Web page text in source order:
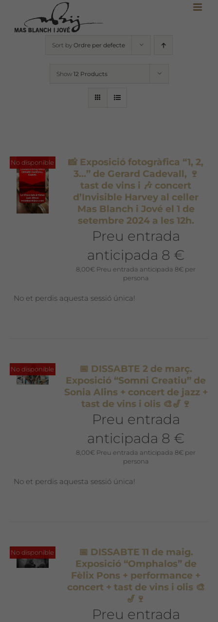
content
Sort by Ordre per defecte
Show 12 Products
No disponible
📸 Exposició fotogràfica “1, 2,
3…” de Gerard Cadevall, 🍷
tast de vins i 🎶 concert
d’Invisible Harvey al celler
Mas Blanch i Jové el 1 de
setembre 2024 a les 12h.
Preu entrada
anticipada 8 €
8,00€ Preu entrada anticipada 8€ per
persona
No et perdis aquesta sessió única!
No disponible
📅 DISSABTE 2 de març.
Exposició “Somni Creatiu” de
Sonia Alins + concert de jazz +
tast de vins i olis 🎨🎷🍷
Preu entrada
anticipada 8 €
8,00€ Preu entrada anticipada 8€ per
persona
No et perdis aquesta sessió única!
No disponible
📅 DISSABTE 11 de maig.
Exposició “Omphalos” de
Fèlix Pons + performance +
concert + tast de vins i olis 🎨
🎷🍷
Preu entrada